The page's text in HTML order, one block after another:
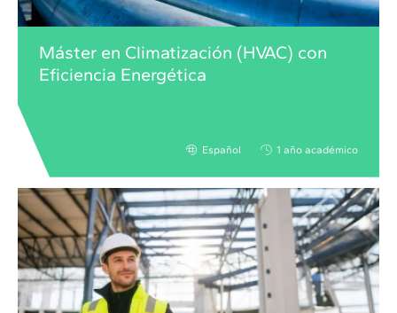
Máster en Climatización (HVAC) con
Eficiencia Energética
Español 1 año académico